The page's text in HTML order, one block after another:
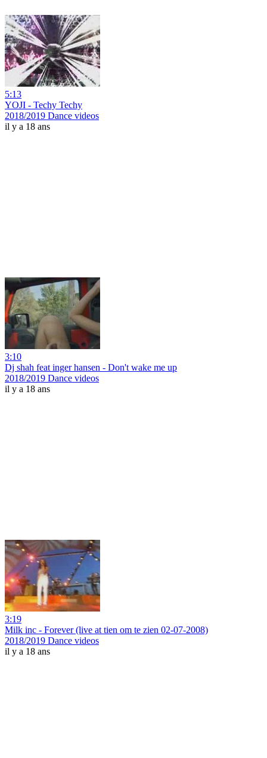
5:13
YOJI - Techy Techy
2018/2019 Dance videos
il y a 18 ans
3:10
Dj shah feat inger hansen - Don't wake me up
2018/2019 Dance videos
il y a 18 ans
3:19
Milk inc - Forever (live at tien om te zien 02-07-2008)
2018/2019 Dance videos
il y a 18 ans